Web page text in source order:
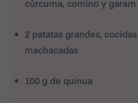
cúrcuma, comino y garam
2 patatas grandes,
machacadas
100 g de quinua